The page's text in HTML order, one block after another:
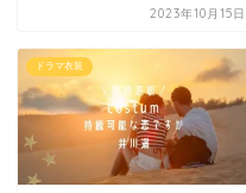
2023年10月15日
ドラマ衣装